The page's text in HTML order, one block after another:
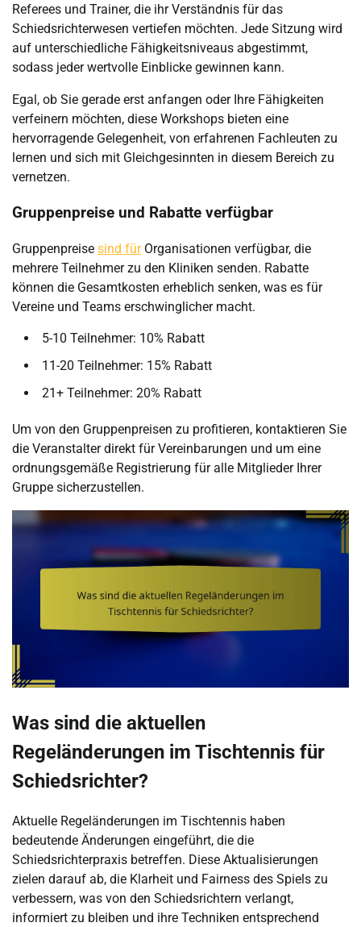
Referees und Trainer, die ihr Verständnis für das
Schiedsrichterwesen vertiefen möchten. Jede Sitzung wird
auf unterschiedliche Fähigkeitsniveaus abgestimmt,
sodass jeder wertvolle Einblicke gewinnen kann.
Egal, ob Sie gerade erst anfangen oder Ihre Fähigkeiten
verfeinern möchten, diese Workshops bieten eine
hervorragende Gelegenheit, von erfahrenen Fachleuten zu
lernen und sich mit Gleichgesinnten in diesem Bereich zu
vernetzen.
Gruppenpreise und Rabatte verfügbar
Gruppenpreise sind fürOrganisationen verfügbar, die
mehrere Teilnehmer zu den Kliniken senden. Rabatte
können die Gesamtkosten erheblich senken, was es für
Vereine und Teams erschwinglicher macht.
5-10 Teilnehmer: 10% Rabatt
11-20 Teilnehmer: 15% Rabatt
21+ Teilnehmer: 20% Rabatt
Um von den Gruppenpreisen zu profitieren, kontaktieren Sie
die Veranstalter direkt für Vereinbarungen und um eine
ordnungsgemäße Registrierung für alle Mitglieder Ihrer
Gruppe sicherzustellen.
Was sind die aktuellen
Regeländerungen im Tischtennis für
Schiedsrichter?
Aktuelle Regeländerungen im Tischtennis haben
bedeutende Änderungen eingeführt, die die
Schiedsrichterpraxis betreffen. Diese Aktualisierungen
zielen darauf ab, die Klarheit und Fairness des Spiels zu
verbessern, was von den Schiedsrichtern verlangt,
informiert zu bleiben und ihre Techniken entsprechend